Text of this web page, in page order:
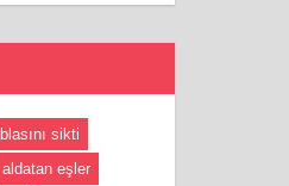
sikti
aldatan eşler